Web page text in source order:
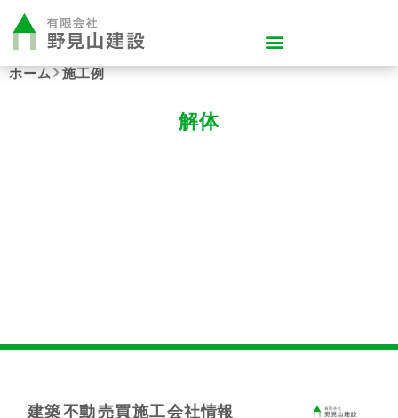
ホーム 施工例
解体
建築不動売買施工会社情報